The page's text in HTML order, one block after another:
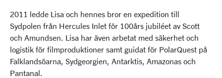
2011 ledde Lisa och hennes bror en expedition till
Sydpolen från Hercules Inlet för 100års jubiléet av Scott
och Amundsen. Lisa har även arbetat med säkerhet och
logistik för filmproduktioner samt guidat för PolarQuest på
Falklandsöarna, Sydgeorgien, Antarktis, Amazonas och
Pantanal.